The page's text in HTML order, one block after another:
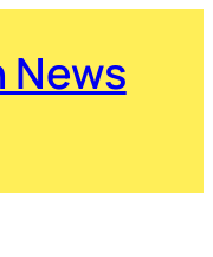
News